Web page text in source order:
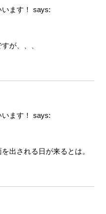
ます！
says:
が、、、
ます！
says:
出される日が来るとは。